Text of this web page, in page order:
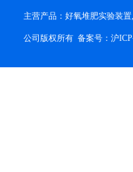
主营产品：好氧堆肥实验装
公司版权所有 备案号： 沪